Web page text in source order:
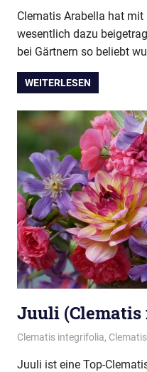
Clematis Arabella hat
wesentlich dazu
bei Gärtnern so beliebt
WEITERLESEN
Juuli
06/03/2018
montana
Clematis integrifolia,
Juuli ist eine Top-